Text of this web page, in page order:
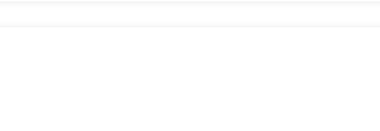
des plateformes et des dApps.